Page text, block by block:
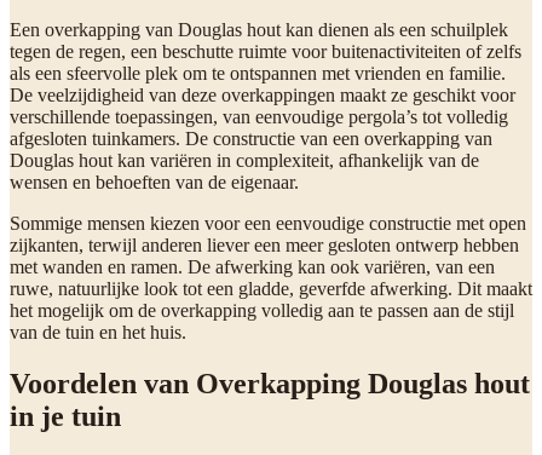
Een overkapping van Douglas hout kan dienen als een schuilplek
tegen de regen, een beschutte ruimte voor buitenactiviteiten of zelfs
als een sfeervolle plek om te ontspannen met vrienden en familie.
De veelzijdigheid van deze overkappingen maakt ze geschikt voor
verschillende toepassingen, van eenvoudige pergola’s tot volledig
afgesloten tuinkamers. De constructie van een overkapping van
Douglas hout kan variëren in complexiteit, afhankelijk van de
wensen en behoeften van de eigenaar.
Sommige mensen kiezen voor een eenvoudige constructie met open
zijkanten, terwijl anderen liever een meer gesloten ontwerp hebben
met wanden en ramen. De afwerking kan ook variëren, van een
ruwe, natuurlijke look tot een gladde, geverfde afwerking. Dit maakt
het mogelijk om de overkapping volledig aan te passen aan de stijl
van de tuin en het huis.
Voordelen van Overkapping Douglas hout
in je tuin